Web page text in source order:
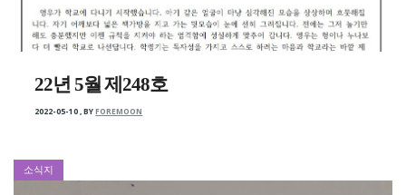
22년 5월 제248호
2022-05-10,BYFOREMOON
소식지